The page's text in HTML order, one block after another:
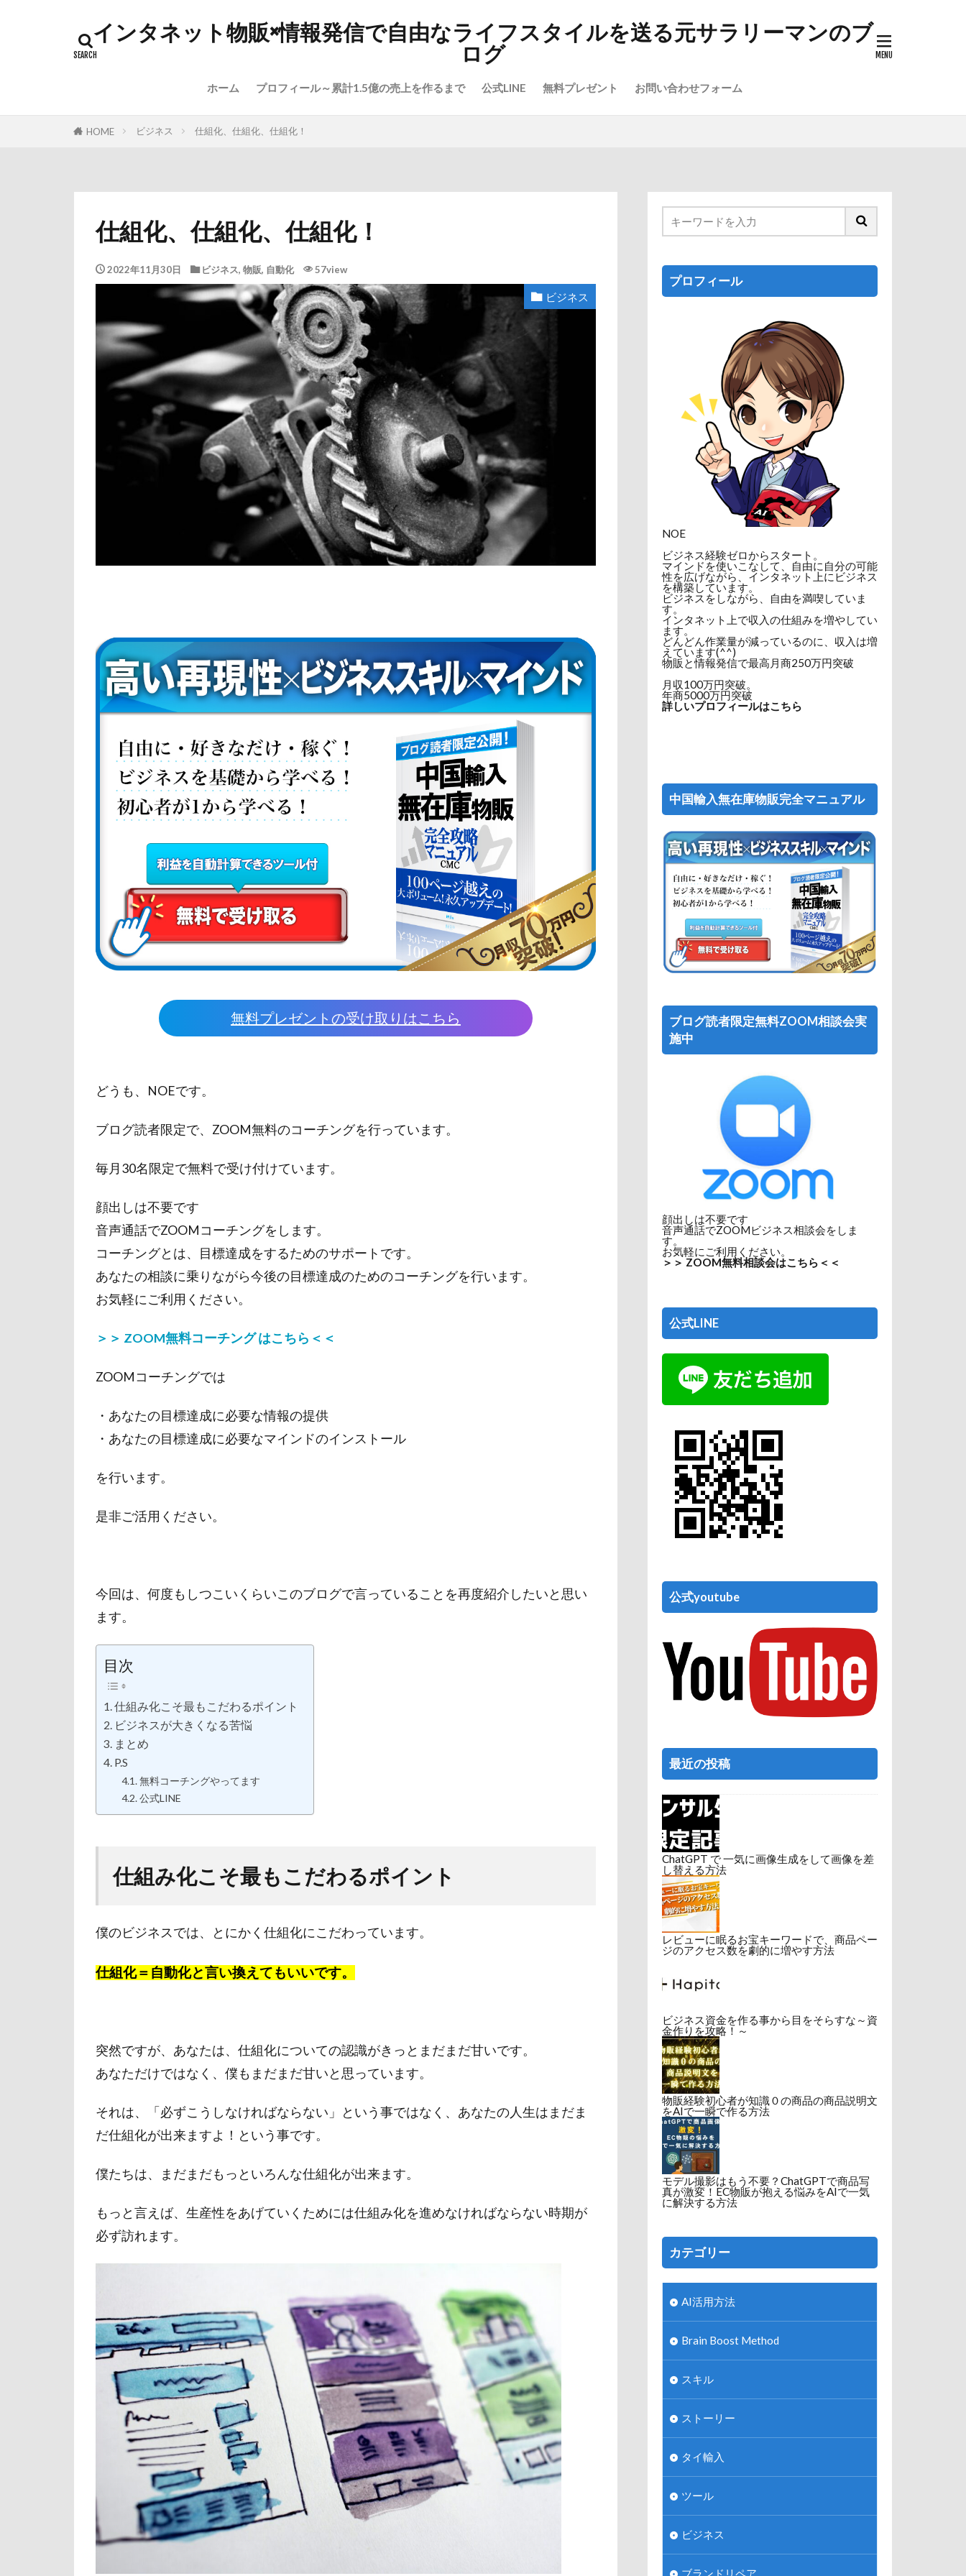
インタネット物販×情報発信で自由なライフスタイルを送る元サラリーマンのブ
ログ
ホーム プロフィール～累計1.5億の売上を作るまで 公式LINE 無料プレゼント お問い合わせフォーム
HOME ビジネス 仕組化、仕組化、仕組化！
仕組化、仕組化、仕組化！
2022年11月30日 ビジネス, 物販, 自動化 57view
ビジネス
無料プレゼントの受け取りはこちら
どうも、NOEです。
ブログ読者限定で、ZOOM無料のコーチングを行っています。
毎月30名限定で無料で受け付けています。
顔出しは不要です
音声通話でZOOMコーチングをします。
コーチングとは、目標達成をするためのサポートです。
あなたの相談に乗りながら今後の目標達成のためのコーチングを行います。
お気軽にご利用ください。
＞＞ ZOOM無料コーチング はこちら＜＜
ZOOMコーチングでは
・あなたの目標達成に必要な情報の提供
・あなたの目標達成に必要なマインドのインストール
を行います。
是非ご活用ください。
今回は、何度もしつこいくらいこのブログで言っていることを再度紹介したいと思い
ます。
目次
仕組み化こそ最もこだわるポイント
ビジネスが大きくなる苦悩
まとめ
P.S
無料コーチングやってます
公式LINE
仕組み化こそ最もこだわるポイント
僕のビジネスでは、とにかく仕組化にこだわっています。
仕組化＝自動化と言い換えてもいいです。
突然ですが、あなたは、仕組化についての認識がきっとまだまだ甘いです。
あなただけではなく、僕もまだまだ甘いと思っています。
それは、「必ずこうしなければならない」という事ではなく、あなたの人生はまだま
だ仕組化が出来ますよ！という事です。
僕たちは、まだまだもっといろんな仕組化が出来ます。
もっと言えば、生産性をあげていくためには仕組み化を進めなければならない時期が
必ず訪れます。
プロフィール
NOE
ビジネス経験ゼロからスタート。
マインドを使いこなして、自由に自分の可能
性を広げながら、インタネット上にビジネス
を構築しています。
ビジネスをしながら、自由を満喫していま
す。
インタネット上で収入の仕組みを増やしてい
ます。
どんどん作業量が減っているのに、収入は増
えています(^^)
物販と情報発信で最高月商250万円突破
月収100万円突破。
年商5000万円突破
詳しいプロフィールはこちら
中国輸入無在庫物販完全マニュアル
ブログ読者限定無料ZOOM相談会実
施中
顔出しは不要です
音声通話でZOOMビジネス相談会をしま
す。
お気軽にご利用ください。
＞＞ ZOOM無料相談会はこちら＜＜
公式LINE
公式youtube
最近の投稿
ChatGPT で 一気に画像生成をして画像を差
し替える方法
レビューに眠るお宝キーワードで、商品ペー
ジのアクセス数を劇的に増やす方法
ビジネス資金を作る事から目をそらすな～資
金作りを攻略！～
物販経験初心者が知識０の商品の商品説明文
をAIで一瞬で作る方法
モデル撮影はもう不要？ChatGPTで商品写
真が激変！EC物販が抱える悩みをAIで一気
に解決する方法
カテゴリー
AI活用方法
Brain Boost Method
スキル
ストーリー
タイ輸入
ツール
ビジネス
ブランドリペア